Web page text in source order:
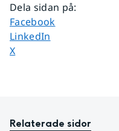
Dela sidan på:
Dela sidan på
Facebook
Dela sidan på
LinkedIn
Dela sidan på
X
Relaterade sidor